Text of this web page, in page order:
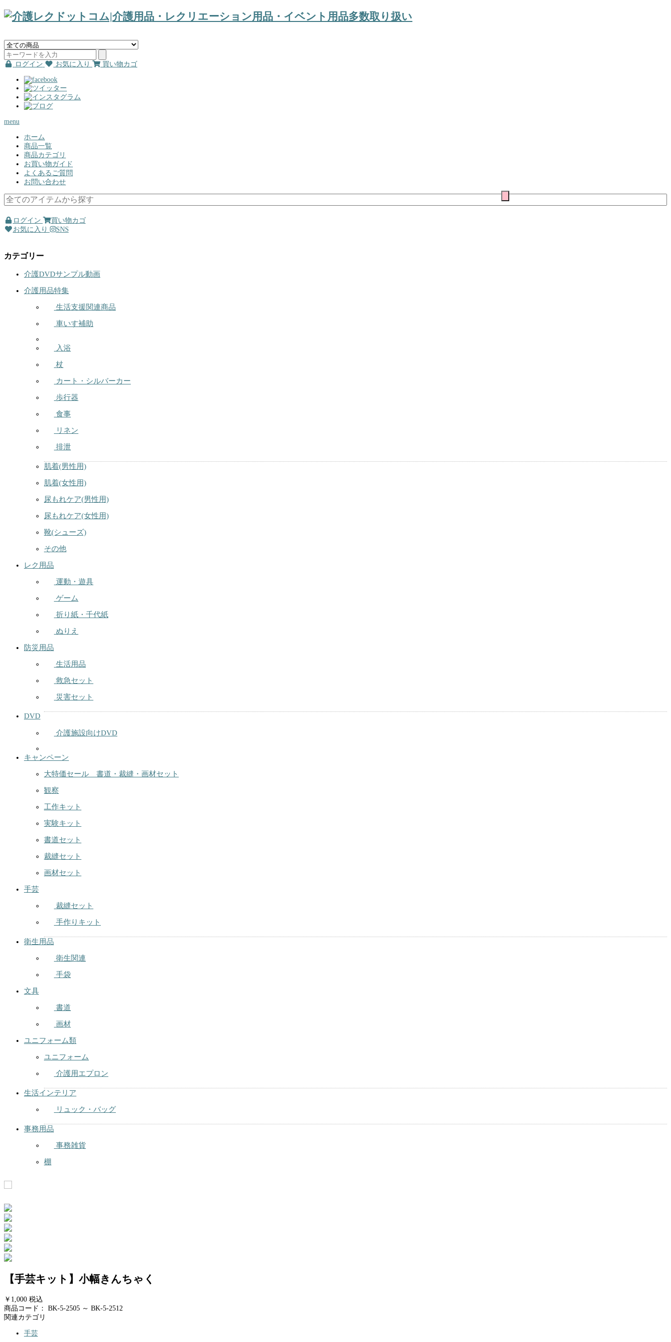
ログイン お気に入り 買い物カゴ
menu
ホーム
商品一覧
商品カテゴリ
お買い物ガイド
よくあるご質問
お問い合わせ
ログイン
買い物カゴ
お気に入り
SNS
カテゴリー
介護DVDサンプル動画
介護用品特集
生活支援関連商品
車いす補助
入浴
杖
カート・シルバーカー
歩行器
食事
リネン
排泄
肌着(男性用)
肌着(女性用)
尿もれケア(男性用)
尿もれケア(女性用)
靴(シューズ)
その他
レク用品
運動・遊具
ゲーム
折り紙・千代紙
ぬりえ
防災用品
生活用品
救急セット
災害セット
DVD
介護施設向けDVD
キャンペーン
大特価セール 書道・裁縫・画材セット
観察
工作キット
実験キット
書道セット
裁縫セット
画材セット
手芸
裁縫セット
手作りキット
衛生用品
衛生関連
手袋
文具
書道
画材
ユニフォーム類
ユニフォーム
介護用エプロン
生活インテリア
リュック・バッグ
事務用品
事務雑貨
棚
【手芸キット】小幅きんちゃく
￥1,000 税込
商品コード： BK-5-2505 ～ BK-5-2512
関連カテゴリ
手芸